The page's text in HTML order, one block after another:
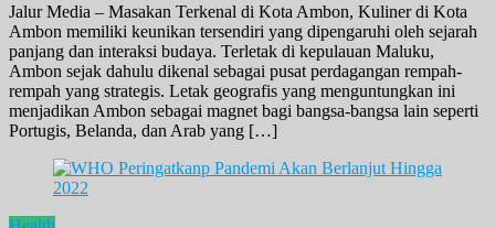
Jalur Media – Masakan Terkenal di Kota Ambon, Kuliner di Kota
Ambon memiliki keunikan tersendiri yang dipengaruhi oleh sejarah
panjang dan interaksi budaya. Terletak di kepulauan Maluku,
Ambon sejak dahulu dikenal sebagai pusat perdagangan rempah-
rempah yang strategis. Letak geografis yang menguntungkan ini
menjadikan Ambon sebagai magnet bagi bangsa-bangsa lain seperti
Portugis, Belanda, dan Arab yang […]